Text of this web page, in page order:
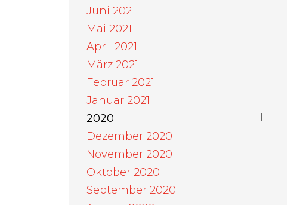
Juni 2021
Mai 2021
April 2021
März 2021
Februar 2021
Januar 2021
2020
Dezember 2020
November 2020
Oktober 2020
September 2020